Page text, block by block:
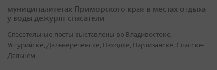
муниципалитетах Приморского края в местах отдыха
у воды дежурят спасатели
Спасательные посты выставлены во Владивостоке,
Уссурийске, Дальнереченске, Находке, Партизанске, Спасске-
Дальнем